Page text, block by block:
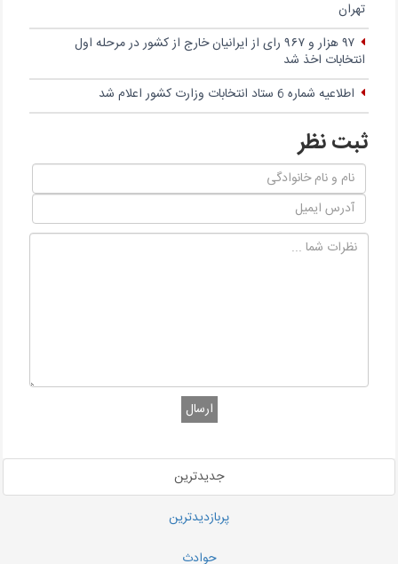
تهران
۹۷ هزار و ۹۶۷ رای از ایرانیان خارج از کشور در مرحله اول
انتخابات اخذ شد
اطلاعیه شماره 6 ستاد انتخابات وزارت کشور اعلام شد
ثبت نظر
ارسال
جدیدترین
پربازدیدترین
حوادث